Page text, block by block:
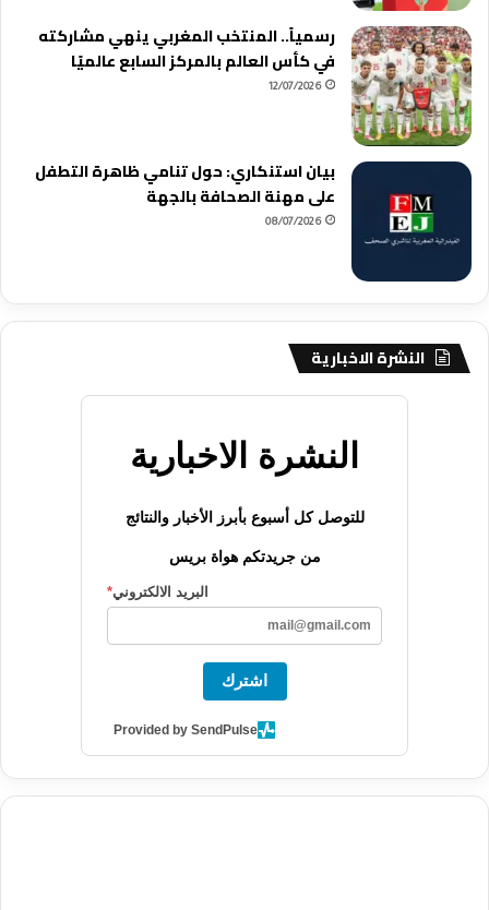
رسمياً.. المنتخب المغربي ينهي مشاركته
في كأس العالم بالمركز السابع عالميًا
12/07/2026
بيان استنكاري: حول تنامي ظاهرة التطفل
على مهنة الصحافة بالجهة
08/07/2026
النشرة الاخبارية
النشرة الاخبارية
للتوصل كل أسبوع بأبرز الأخبار والنتائج
من جريدتكم هواة بريس
البريد الالكتروني*
اشترك
Provided by SendPulse